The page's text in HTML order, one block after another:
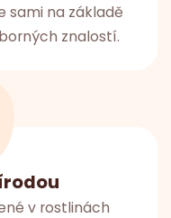
sami na základě
znalostí.
v rostlinách